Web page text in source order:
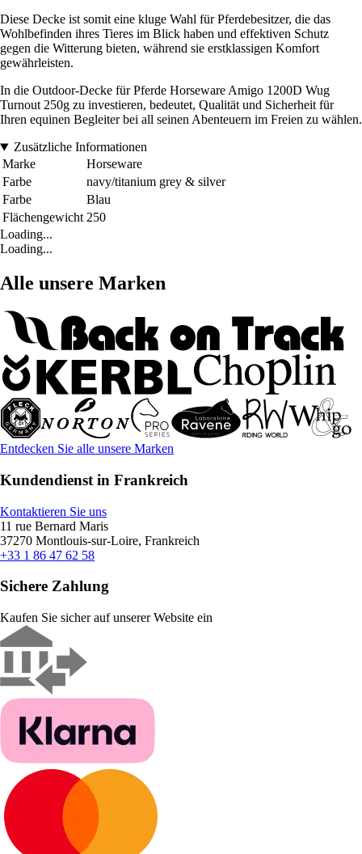
Diese Decke ist somit eine kluge Wahl für Pferdebesitzer, die das
Wohlbefinden ihres Tieres im Blick haben und effektiven Schutz
gegen die Witterung bieten, während sie erstklassigen Komfort
gewährleisten.
In die Outdoor-Decke für Pferde Horseware Amigo 1200D Wug
Turnout 250g zu investieren, bedeutet, Qualität und Sicherheit für
Ihren equinen Begleiter bei all seinen Abenteuern im Freien zu wählen.
Zusätzliche Informationen
Marke
Horseware
Farbe
navy/titanium grey & silver
Farbe
Blau
Flächengewicht 250
Loading...
Loading...
Alle unsere Marken
Entdecken Sie alle unsere Marken
Kundendienst in Frankreich
Kontaktieren Sie uns
11 rue Bernard Maris
37270 Montlouis-sur-Loire, Frankreich
+33 1 86 47 62 58
Sichere Zahlung
Kaufen Sie sicher auf unserer Website ein